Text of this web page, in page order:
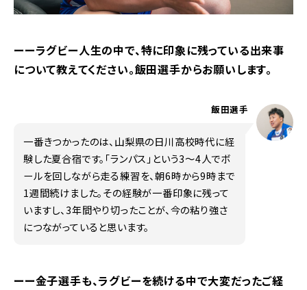
ーーラグビー人生の中で、特に印象に残っている出来事
について教えてください。飯田選手からお願いします。
一番きつかったのは、山梨県の日川高校時代に経
験した夏合宿です。「ランパス」という3〜4人でボ
ールを回しながら走る練習を、朝6時から9時まで
1週間続けました。その経験が一番印象に残って
いますし、3年間やり切ったことが、今の粘り強さ
につながっていると思います。
飯田選手
ーー金子選手も、ラグビーを続ける中で大変だったご経